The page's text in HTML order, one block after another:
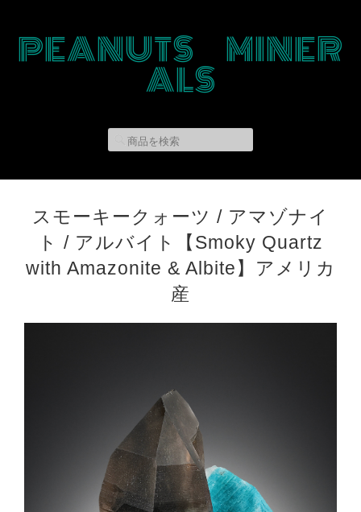
PEANUTS MINER
ALS
スモーキークォーツ / アマゾナイ
ト / アルバイト【Smoky Quartz
with Amazonite & Albite】アメリカ
産